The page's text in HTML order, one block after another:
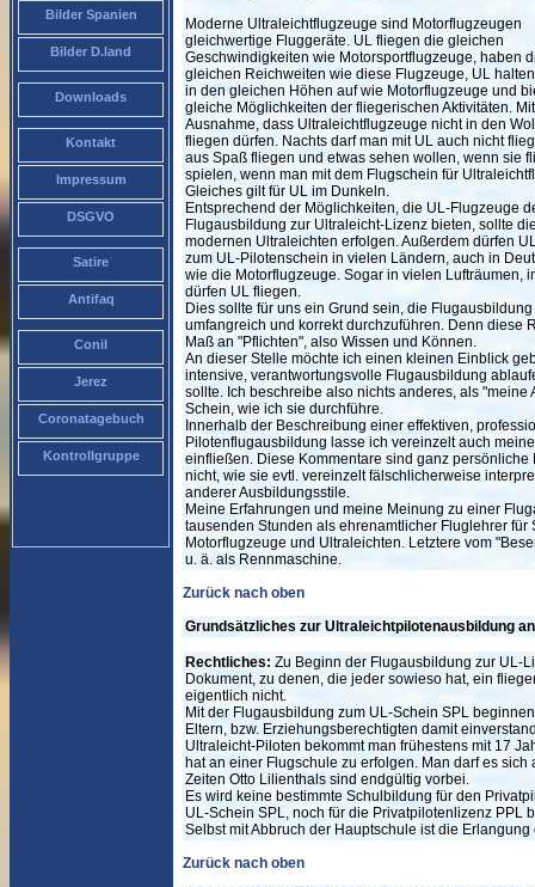
Bilder Spanien
Bilder D.land
Downloads
Kontakt
Impressum
DSGVO
Satire
Antifaq
Conil
Jerez
Coronatagebuch
Kontrollgruppe
Moderne Ultraleichtflugzeuge sind Motorflugzeugen
gleichwertige Fluggeräte. UL fliegen die gleichen
Geschwindigkeiten wie Motorsportflugzeuge, haben
gleichen Reichweiten wie diese Flugzeuge, UL
in den gleichen Höhen auf wie Motorflugzeuge und
gleiche Möglichkeiten der fliegerischen Aktivitäten.
Ausnahme, dass Ultraleichtflugzeuge nicht in den
fliegen dürfen. Nachts darf man mit UL auch nicht
aus Spaß fliegen und etwas sehen wollen, wenn sie
spielen, wenn man mit dem Flugschein für
Gleiches gilt für UL im Dunkeln.
Entsprechend der Möglichkeiten, die UL-Flugzeuge
Flugausbildung zur Ultraleicht-Lizenz bieten, sollte
modernen Ultraleichten erfolgen. Außerdem dürfen
zum UL-Pilotenschein in vielen Ländern, auch in
wie die Motorflugzeuge. Sogar in vielen Lufträumen,
dürfen UL fliegen.
Dies sollte für uns ein Grund sein, die
umfangreich und korrekt durchzuführen. Denn diese
Maß an "Pflichten", also Wissen und Können.
An dieser Stelle möchte ich einen kleinen Einblick
intensive, verantwortungsvolle Flugausbildung
sollte. Ich beschreibe also nichts anderes, als "meine
Schein, wie ich sie durchführe.
Innerhalb der Beschreibung einer effektiven,
Pilotenflugausbildung lasse ich vereinzelt auch
einfließen. Diese Kommentare sind ganz
nicht, wie sie evtl. vereinzelt fälschlicherweise
anderer Ausbildungsstile.
Meine Erfahrungen und meine Meinung zu einer
tausenden Stunden als ehrenamtlicher Fluglehrer für
Motorflugzeuge und Ultraleichten. Letztere vom
u. ä. als Rennmaschine.
Zurück nach oben
Grundsätzliches zur Ultraleichtpilotenausbildung
Rechtliches: Zu Beginn der Flugausbildung zur UL-
Dokument, zu denen, die jeder sowieso hat, ein
eigentlich nicht.
Mit der Flugausbildung zum UL-Schein SPL
Eltern, bzw. Erziehungsberechtigten damit
Ultraleicht-Piloten bekommt man frühestens mit 17
hat an einer Flugschule zu erfolgen. Man darf es
Zeiten Otto Lilienthals sind endgültig vorbei.
Es wird keine bestimmte Schulbildung für den
UL-Schein SPL, noch für die Privatpilotenlizenz PPL
Selbst mit Abbruch der Hauptschule ist die
Zurück nach oben